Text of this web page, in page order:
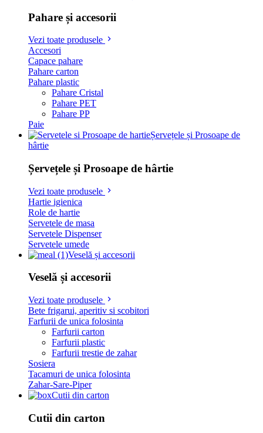
Pahare și accesorii
Vezi toate produsele
Accesori
Capace pahare
Pahare carton
Pahare plastic
Pahare Cristal
Pahare PET
Pahare PP
Paie
Șervețele și Prosoape de
hârtie
Șervețele și Prosoape de hârtie
Vezi toate produsele
Hartie igienica
Role de hartie
Servetele de masa
Servetele Dispenser
Servetele umede
Veselă și accesorii
Veselă și accesorii
Vezi toate produsele
Bete frigarui, aperitiv si scobitori
Farfurii de unica folosinta
Farfurii carton
Farfurii plastic
Farfurii trestie de zahar
Sosiera
Tacamuri de unica folosinta
Zahar-Sare-Piper
Cutii din carton
Cutii din carton